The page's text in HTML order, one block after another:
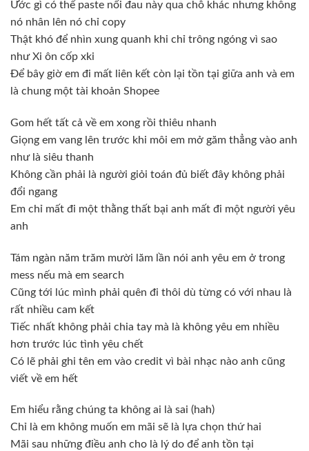
Ước gì có thể paste nổi đau này qua chỗ khác nhưng không
nó nhân lên nó chỉ copy
Thật khó để nhìn xung quanh khi chỉ trông ngóng vì sao
như Xi ôn cốp xki
Để bây giờ em đi mất liên kết còn lại tồn tại giữa anh và em
là chung một tài khoản Shopee
Gom hết tất cả về em xong rồi thiêu nhanh
Giọng em vang lên trước khi môi em mở găm thẳng vào anh
như là siêu thanh
Không cần phải là người giỏi toán đủ biết đây không phải
đổi ngang
Em chỉ mất đi một thằng thất bại anh mất đi một người yêu
anh
Tám ngàn năm trăm mười lăm lần nói anh yêu em ở trong
mess nếu mà em search
Cũng tới lúc mình phải quên đi thôi dù từng có với nhau là
rất nhiều cam kết
Tiếc nhất không phải chia tay mà là không yêu em nhiều
hơn trước lúc tình yêu chết
Có lẽ phải ghi tên em vào credit vì bài nhạc nào anh cũng
viết về em hết
Em hiểu rằng chúng ta không ai là sai (hah)
Chỉ là em không muốn em mãi sẽ là lựa chọn thứ hai
Mãi sau những điều anh cho là lý do để anh tồn tại